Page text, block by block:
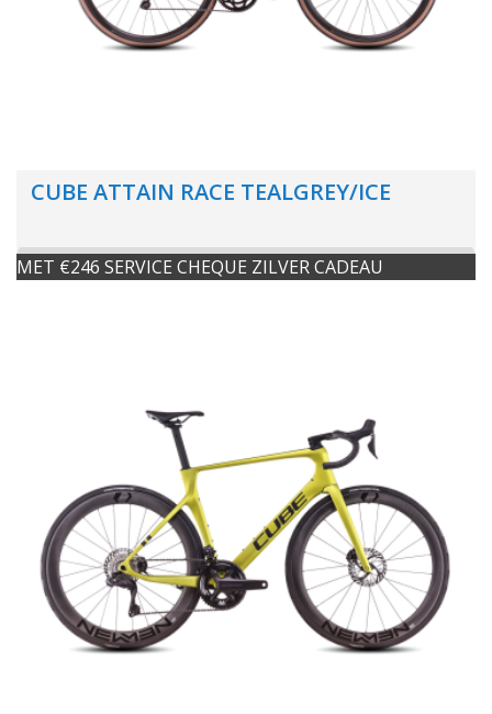
CUBE ATTAIN RACE TEALGREY/ICE
MET €246 SERVICE CHEQUE ZILVER CADEAU